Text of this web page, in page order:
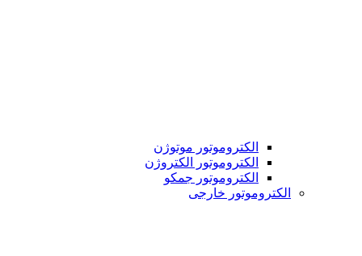
الکتروموتور موتوژن
الکتروموتور الکتروژن
الکتروموتور جمکو
الکتروموتور خارجی